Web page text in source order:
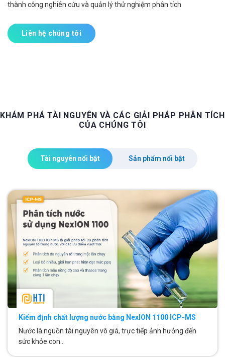
thành công nghiên cứu và quản lý thử nghiệm phân tích
Liên hệ chúng tôi
KHÁM PHÁ TÀI NGUYÊN VÀ CÁC GIẢI PHÁP PHÂN TÍCH
CỦA CHÚNG TÔI
Tài nguyên nổi bật Sản phẩm nổi bật
Kiểm định chất lượng nước bằng NexION 1100 ICP-MS
Nước là nguồn tài nguyên vô giá, trực tiếp ảnh hưởng đến
sức khỏe con...